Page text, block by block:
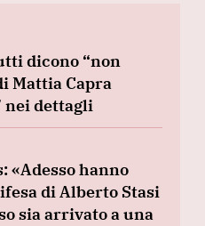
dicono “non
Mattia Capra
dettagli
«Adesso hanno
di Alberto Stasi
sia arrivato a una